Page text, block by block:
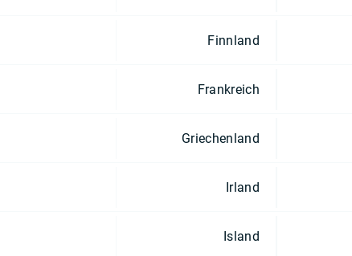
Finnland
Frankreich
Griechenland
Irland
Island